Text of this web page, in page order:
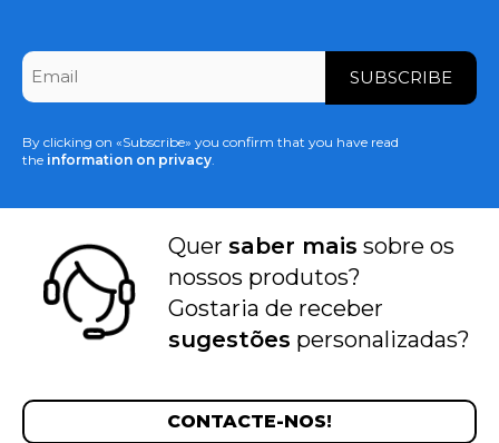
Email
By clicking on «Subscribe» you confirm that you have read
the information on privacy
Quer saber mais sobre os
nossos produtos?
Gostaria de receber
sugestões personalizadas?
CONTACTE-NOS!